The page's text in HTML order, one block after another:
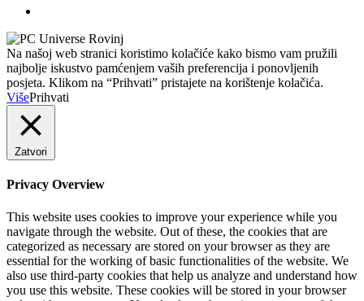
Na našoj web stranici koristimo kolačiće kako bismo vam pružili
najbolje iskustvo pamćenjem vaših preferencija i ponovljenih
posjeta. Klikom na “Prihvati” pristajete na korištenje kolačića.
VišePrihvati
Zatvori
Privacy Overview
This website uses cookies to improve your experience while you
navigate through the website. Out of these, the cookies that are
categorized as necessary are stored on your browser as they are
essential for the working of basic functionalities of the website. We
also use third-party cookies that help us analyze and understand how
you use this website. These cookies will be stored in your browser